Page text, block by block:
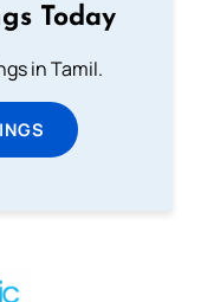
Today
in Tamil.